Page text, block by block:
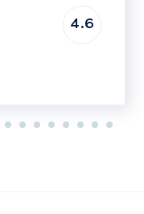
4.6